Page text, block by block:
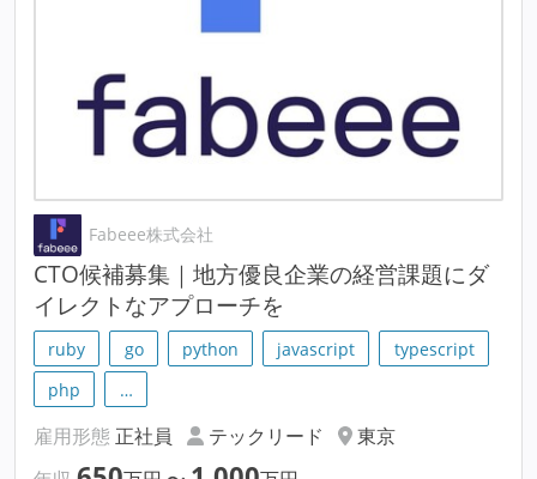
Fabeee株式会社
CTO候補募集｜地方優良企業の経営課題にダ
イレクトなアプローチを
ruby go python javascript
typescript
php
…
雇用形態 正社員 テックリード
東京